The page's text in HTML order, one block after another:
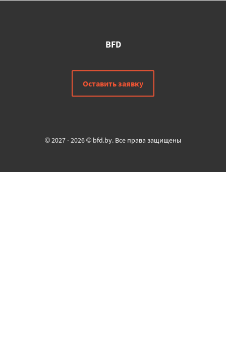
BFD
Оставить заявку
© 2027 - 2026 © bfd.by. Все права защищены